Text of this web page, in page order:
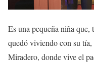
Es una pequeña niña que,
quedó viviendo con su
Miradero, donde vive el